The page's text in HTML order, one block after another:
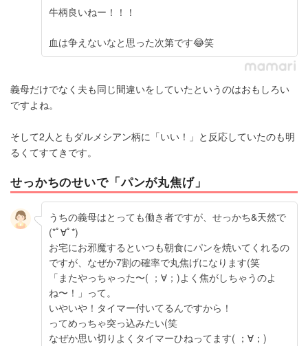
牛柄良いねー！！！
血は争えないなと思った次第です😂笑
義母だけでなく夫も同じ間違いをしていたというのはおもしろい
ですよね。
そして2人ともダルメシアン柄に「いい！」と反応していたのも明
るくてすてきです。
せっかちのせいで「パンが丸焦げ」
うちの義母はとっても働き者ですが、せっかち&天然で
(*ﾟ∀ﾟ*)
お宅にお邪魔するといつも朝食にパンを焼いてくれるの
ですが、なぜか7割の確率で丸焦げになります(笑
「またやっちゃった〜( ；∀；)よく焦がしちゃうのよ
ね〜！」って。
いやいや！タイマー付いてるんですから！
ってめっちゃ突っ込みたい(笑
なぜか思い切りよくタイマーひねってます( ；∀；)